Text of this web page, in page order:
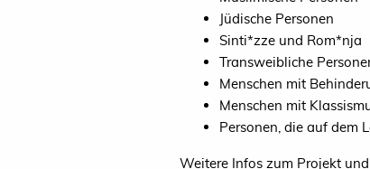
Jüdische Personen
Sinti*zze und Rom*nja
Transweibliche
Menschen mit
Menschen mit
Personen, die auf dem
Weitere Infos zum Projekt